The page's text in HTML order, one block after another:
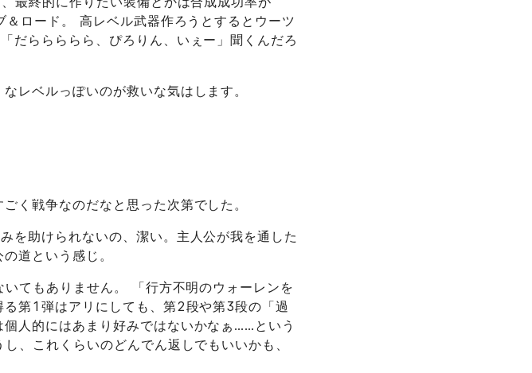
ロード。 高レベル武器作ろうとするとウーツ
だららららら、ぴろりん、いぇー」聞くんだろ
レベルっぽいのが救いな気はします。
く戦争なのだなと思った次第でした。
を助けられないの、潔い。主人公が我を通した
道という感じ。
てもありません。 「行方不明のウォーレンを
第1弾はアリにしても、第2段や第3段の「過
人的にはあまり好みではないかなぁ……という
、これくらいのどんでん返しでもいいかも、